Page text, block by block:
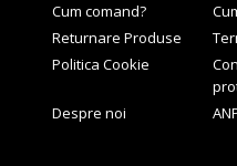
Cum comand?
Returnare Produse
Politica Cookie
Despre noi